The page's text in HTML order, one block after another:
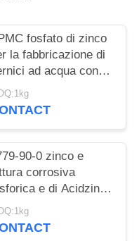
fosfato di zinco
la fabbricazione di
ad acqua con
antirughe a
tenore di metalli
90-0 zinco e
corrosiva
e di Acidzinc
fosforico anti
acciaio